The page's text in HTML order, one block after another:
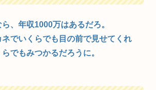
、年収1000万はあるだろ。
ネでいくらでも目の前で見せてくれ
でもみつかるだろうに。